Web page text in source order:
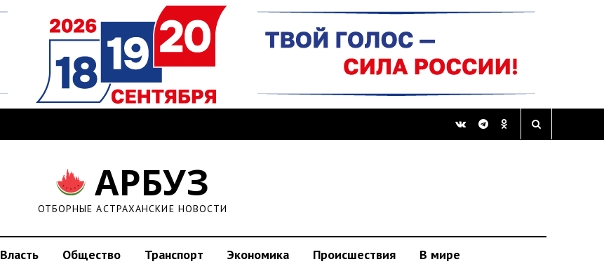
АРБУЗ
ОТБОРНЫЕ АСТРАХАНСКИЕ НОВОСТИ
Власть Общество Транспорт Экономика Происшествия В мире